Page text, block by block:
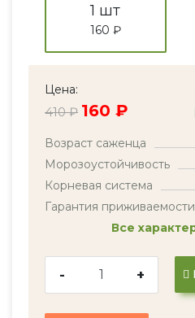
1 шт
160 ₽
Цена:
410 ₽ 160 ₽
Возраст саженца
Морозоустойчивость
Корневая система
Гарантия приживаемости
Все
- +